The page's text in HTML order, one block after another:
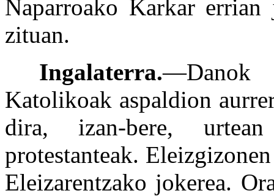
Naparroako Karkar errian
zituan.
Ingalaterra.—Danok
Katolikoak aspaldion
dira, izan-bere,
protestanteak.
Eleizarentzako jokerea.